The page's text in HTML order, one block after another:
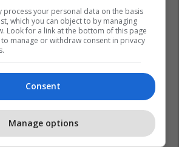
process your personal data on the basis
which you can object to by managing
Look for a link at the bottom of this page
manage or withdraw consent in privacy
Consent
Manage options